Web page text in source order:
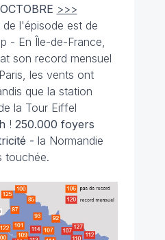
>>>
de l'épisode est de
- En Île-de-France,
son record mensuel
les vents ont
que la station
la Tour Eiffel
! 250.000 foyers
- la Normandie
touchée.